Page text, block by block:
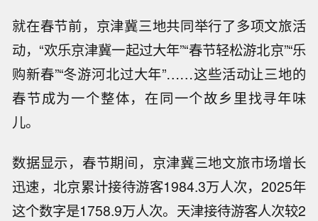
就在春节前，京津冀三地共同举行了多项文旅活
动，“欢乐京津冀一起过大年”“春节轻松游北京”“乐
购新春”“冬游河北过大年”……这些活动让三地的
春节成为一个整体，在同一个故乡里找寻年味
儿。
数据显示，春节期间，京津冀三地文旅市场增长
迅速，北京累计接待游客1984.3万人次，2025年
这个数字是1758.9万人次。天津接待游客人次较2